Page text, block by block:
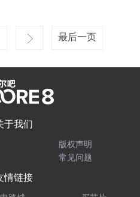
最后一页
于我们
版权声明
常见问题
情链接